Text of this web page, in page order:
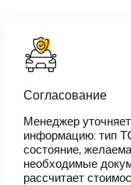
Согласование
Менеджер уточняет
информацию: тип
состояние,
необходимые
рассчитает